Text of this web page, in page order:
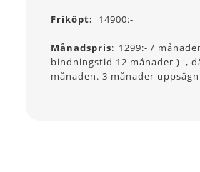
Friköpt: 14900:-
Månadspris: 1299:- /
bindningstid 12 månader ) ,
månaden. 3 månader